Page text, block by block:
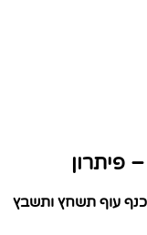
פיתרון
כנף עוף תשחץ ותשבץ